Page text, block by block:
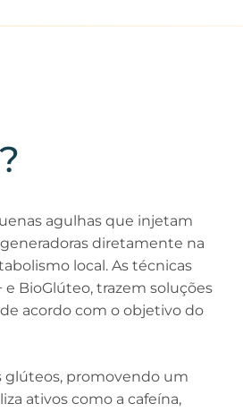
agulhas que injetam
diretamente na
local. As técnicas
e BioGlúteo, trazem soluções
acordo com o objetivo do
glúteos, promovendo um
ativos como a cafeína,